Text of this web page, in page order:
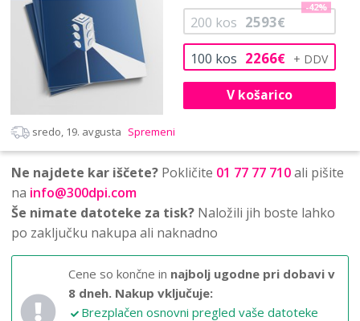
100 kos 2266€
200 kos 2593€
-42%
V košarico
sredo, 19. avgusta Spremeni
Ne najdete kar iščete? Pokličite 01 77 77 710ali pišite
na info@300dpi.com
Še nimate datoteke za tisk? Naložili jih boste lahko
po zaključku nakupa ali naknadno
Cene so končne in najbolj ugodne pri dobavi v
8 dneh. Nakup vključuje:
Brezplačen osnovni pregled vaše datoteke